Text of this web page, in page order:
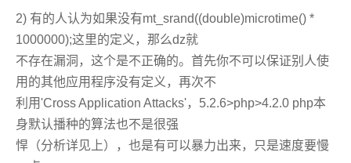
2) 有的人认为如果没有mt_srand((double)microtime() *
1000000);这里的定义，那么dz就
不存在漏洞，这个是不正确的。首先你不可以保证别人使
用的其他应用程序没有定义，再次不
利用'Cross Application Attacks'，5.2.6>php>4.2.0 php本
身默认播种的算法也不是很强
悍（分析详见上），也是有可以暴力出来，只是速度要慢